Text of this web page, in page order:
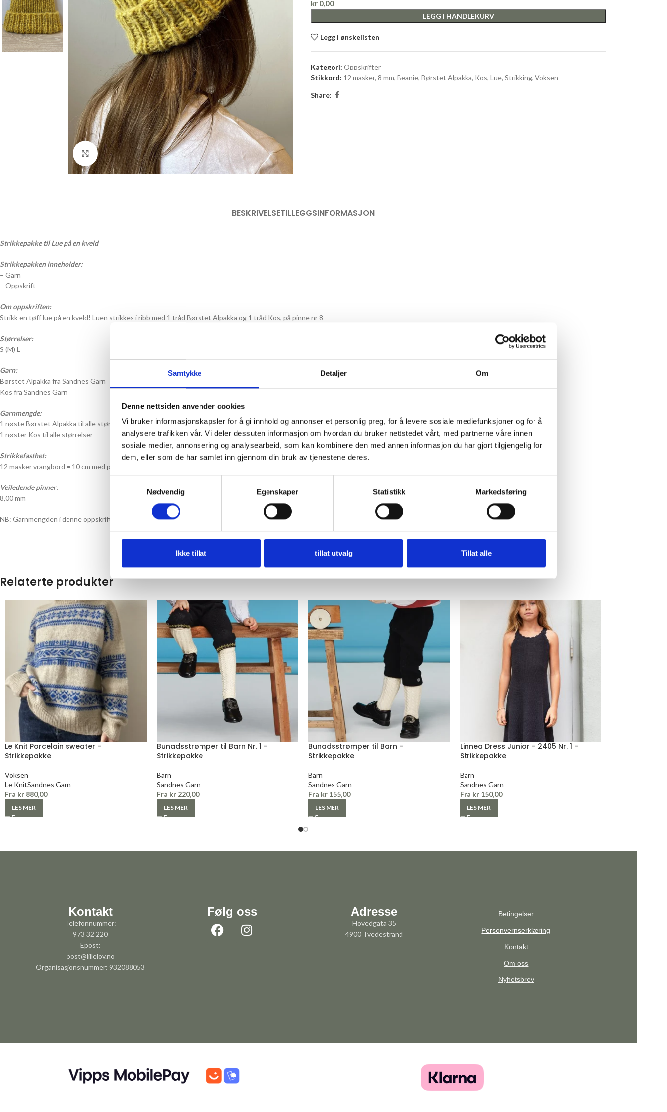
Samtykke Detaljer Om
Denne nettsiden anvender cookies
Vi bruker informasjonskapsler for å gi innhold og annonser et personlig preg, for å levere sosiale mediefunksjoner og for å
analysere trafikken vår. Vi deler dessuten informasjon om hvordan du bruker nettstedet vårt, med partnerne våre innen
sosiale medier, annonsering og analysearbeid, som kan kombinere den med annen informasjon du har gjort tilgjengelig for
dem, eller som de har samlet inn gjennom din bruk av tjenestene deres.
Nødvendig
Egenskaper Statistikk Markedsføring
Ikke tillat tillat utvalg Tillat alle
Click to enlarge
kr0,00
LEGG I HANDLEKURV
Legg i ønskelisten
Kategori: Oppskrifter
Stikkord: 12 masker, 8 mm, Beanie, Børstet Alpakka, Kos, Lue, Strikking, Voksen
Share:
BESKRIVELSETILLEGGSINFORMASJON
Strikkepakke til Lue på en kveld
Strikkepakken inneholder:
– Garn
– Oppskrift
Om oppskriften:
Strikk en tøff lue på en kveld! Luen strikkes i ribb med 1 tråd Børstet Alpakka og 1 tråd Kos, på pinne nr 8
Størrelser:
S (M) L
Garn:
Børstet Alpakka fra Sandnes Garn
Kos fra Sandnes Garn
Garnmengde:
1 nøste Børstet Alpakka til alle størrelser
1 nøster Kos til alle størrelser
Strikkefasthet:
12 masker vrangbord = 10 cm med pinne 8,00 mm
Veiledende pinner:
8,00 mm
NB: Garnmengden i denne oppskriften er regnet ut fra den oppgitte strikkefastheten, om du får en annen strikkefasthet kan det være du sitter igjen med for lite garn.
Relaterte produkter
Le Knit Porcelain sweater –
Strikkepakke
Voksen
Le KnitSandnes Garn
Fra kr 880,00
LES MER
Bunadsstrømper til Barn Nr. 1 –
Strikkepakke
Barn
Sandnes Garn
Fra kr220,00
LES MER
Bunadsstrømper til Barn –
Strikkepakke
Barn
Sandnes Garn
Fra kr 155,00
LES MER
Linnea Dress Junior – 2405 Nr. 1 –
Strikkepakke
Barn
Sandnes Garn
Fra kr150,00
LES MER
Kontakt
Telefonnummer:
973 32 220
Epost:
post@lillelov.no
Organisasjonsnummer: 932088053
Følg oss Adresse
Hovedgata 35
4900 Tvedestrand
Betingelser
Personvernserklæring
Kontakt
Om oss
Nyhetsbrev